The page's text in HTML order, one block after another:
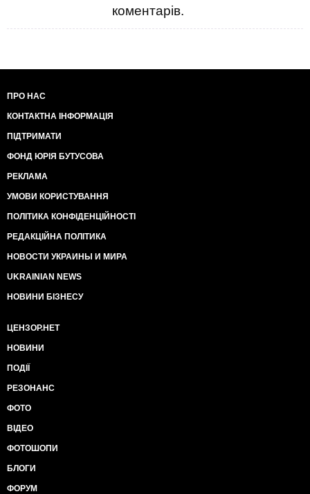
коментарів.
ПРО НАС
КОНТАКТНА ІНФОРМАЦІЯ
ПІДТРИМАТИ
ФОНД ЮРІЯ БУТУСОВА
РЕКЛАМА
УМОВИ КОРИСТУВАННЯ
ПОЛІТИКА КОНФІДЕНЦІЙНОСТІ
РЕДАКЦІЙНА ПОЛІТИКА
НОВОСТИ УКРАИНЫ И МИРА
UKRAINIAN NEWS
НОВИНИ БІЗНЕСУ
ЦЕНЗОР.НЕТ
НОВИНИ
ПОДІЇ
РЕЗОНАНС
ФОТО
ВІДЕО
ФОТОШОПИ
БЛОГИ
ФОРУМ